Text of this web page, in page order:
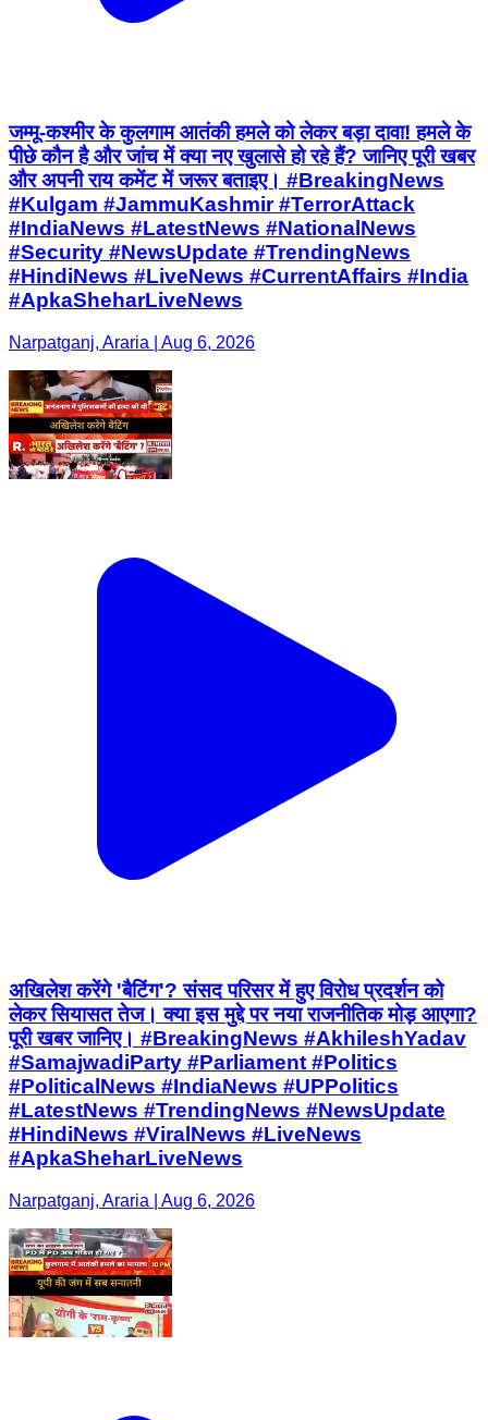
जम्मू-कश्मीर के कुलगाम आतंकी हमले को लेकर बड़ा दावा! हमले के
पीछे कौन है और जांच में क्या नए खुलासे हो रहे हैं? जानिए पूरी खबर
और अपनी राय कमेंट में जरूर बताइए। #BreakingNews
#Kulgam #JammuKashmir #TerrorAttack
#IndiaNews #LatestNews #NationalNews
#Security #NewsUpdate #TrendingNews
#HindiNews #LiveNews #CurrentAffairs #India
#ApkaSheharLiveNews
Narpatganj, Araria | Aug 6, 2026
अखिलेश करेंगे 'बैटिंग'? संसद परिसर में हुए विरोध प्रदर्शन को
लेकर सियासत तेज। क्या इस मुद्दे पर नया राजनीतिक मोड़ आएगा?
पूरी खबर जानिए। #BreakingNews #AkhileshYadav
#SamajwadiParty #Parliament #Politics
#PoliticalNews #IndiaNews #UPPolitics
#LatestNews #TrendingNews #NewsUpdate
#HindiNews #ViralNews #LiveNews
#ApkaSheharLiveNews
Narpatganj, Araria | Aug 6, 2026